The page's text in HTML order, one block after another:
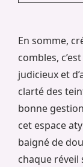
En somme,
combles,
judicieux et
clarté des
bonne
cet espace
baigné de
chaque réveil